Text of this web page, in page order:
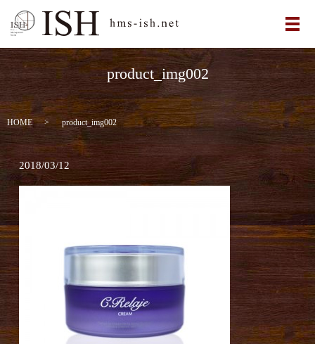
メ
product_img002
HOME product_img002
2018/03/12